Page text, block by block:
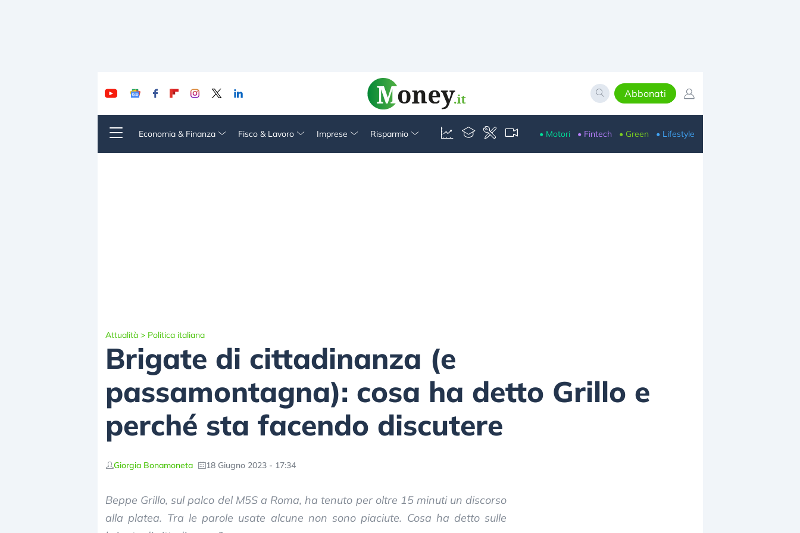
Abbonati
Economia & Finanza Fisco & Lavoro Imprese Risparmio • Motori • Fintech • Green • Lifestyle
Attualità > Politica italiana
Brigate di cittadinanza (e
passamontagna): cosa ha detto Grillo e
perché sta facendo discutere
Giorgia Bonamoneta 18 Giugno 2023 - 17:34
Beppe Grillo, sul palco del M5S a Roma, ha tenuto per oltre 15 minuti un discorso
alla platea. Tra le parole usate alcune non sono piaciute. Cosa ha detto sulle